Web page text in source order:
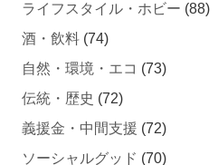
酒・飲料 (74)
自然・環境・エコ
伝統・歴史 (72)
義援金・中間支援
ソーシャルグッド (70)